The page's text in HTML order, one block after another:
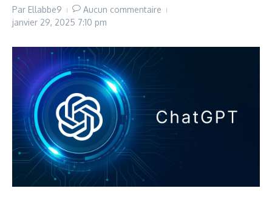
Par Ellabbe9
Aucun commentaire
janvier 29, 2025 7:10 pm